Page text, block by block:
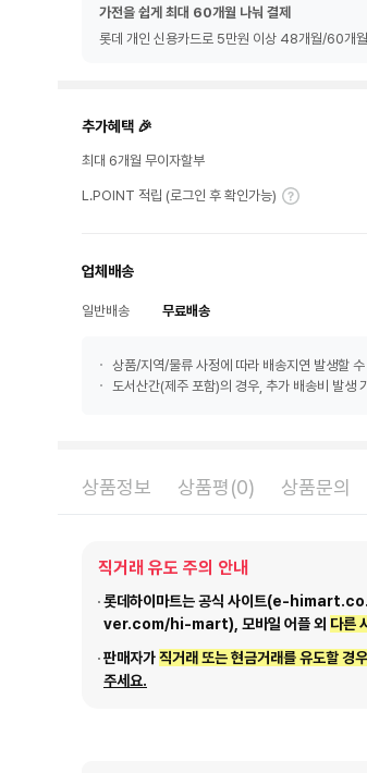
가전을 쉽게 최대 60개월 나눠 결제
롯데 개인 신용카드로 5만원 이상 48개월/60개
추가혜택 🎉
최대 6개월 무이자할부
L.POINT 적립 (로그인 후 확인가능)
업체배송
일반배송 무료배송
상품/지역/물류 사정에 따라 배송지연 발생할
도서산간(제주 포함)의 경우, 추가 배송비 발생
상품정보 상품평(0) 상품문의
직거래 유도 주의 안내
롯데하이마트는 공식 사이트(e-
ver.com/hi-mart), 모바일 어플 외 다른
판매자가직거래 또는 현금거래를 유도할 경우
주세요.